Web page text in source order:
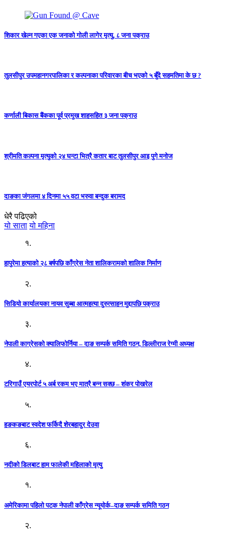
शिकार खेल्न गएका एक जनाको गोली लागेर मृत्यु, ८ जना पक्राउ
तुलसीपुर उपमहानगरपालिका र कल्पनाका परिवारका बीच भएको ५ बुँदे सहमतिमा के छ ?
कर्णाली बिकास बैंकका पूर्व प्रमुख शाहसहित ३ जना पक्राउ
श्रीमति कल्पना मृत्युको २४ घन्टा भित्रै कतार बाट तुलसीपुर आइ पुगे मनोज
दाङका जंगलमा ४ दिनमा ५५ वटा भरुवा बन्दुक बरामद
धेरै पढिएको
यो साता यो महिना
१.
हापुरेमा हत्याको २८ बर्षपछि काँग्रेस नेता शालिकरामको शालिक निर्माण
२.
सिडियो कार्यालयका नायव सुब्बा आत्महत्या दुरुत्साहन मुद्दापछि पक्राउ
३.
नेपाली काग्रेसको क्यालिफोर्निया – दाङ सम्पर्क समिति गठन, डिल्लीराज रेग्मी अध्यक्ष
४.
टरिगाउँ एयरपोर्ट ५ अर्ब रकम भए मात्रै बन्न सक्छ – शंकर पोखरेल
५.
हङकङबाट स्वदेश फर्किदै शेरबहादुर देउवा
६.
नदीको डिलबाट हाम फालेकी महिलाको मृत्यु
१.
अमेरिकामा पहिलो पटक नेपाली काँग्रेस न्यूयोर्क–दाङ सम्पर्क समिति गठन
२.